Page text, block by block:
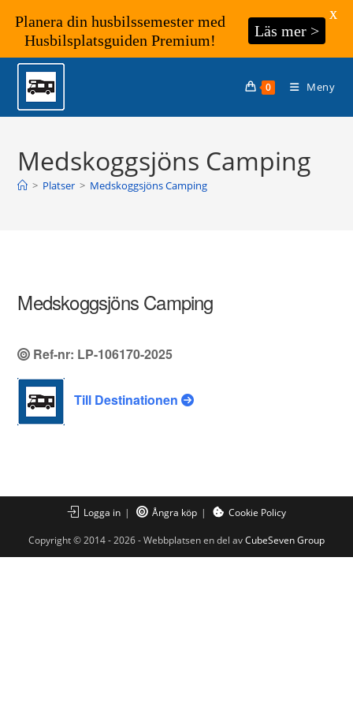
Hoppa
innehållet
0 Meny
Medskoggsjöns Camping
> Platser > Medskoggsjöns Camping
Medskoggsjöns Camping
Ref-nr: LP-106170-2025
Till Destinationen
Logga in Ångra köp Cookie Policy
Copyright © 2014 - 2026 - Webbplatsen en del avCubeSeven Group
Planera din husbilssemester med
Husbilsplatsguiden Premium!
Läs mer >
X